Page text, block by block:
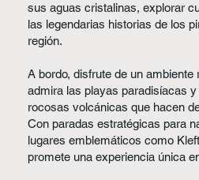
sus aguas cristalinas, explorar
las legendarias historias de los
región.
A bordo, disfrute de un ambiente
admira las playas paradisíacas
rocosas volcánicas que hacen
Con paradas estratégicas para
lugares emblemáticos como
promete una experiencia única